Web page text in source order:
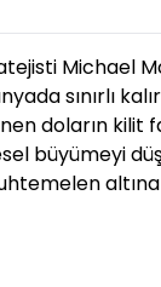
Michael
sınırlı
doların kilit
büyümeyi
altına